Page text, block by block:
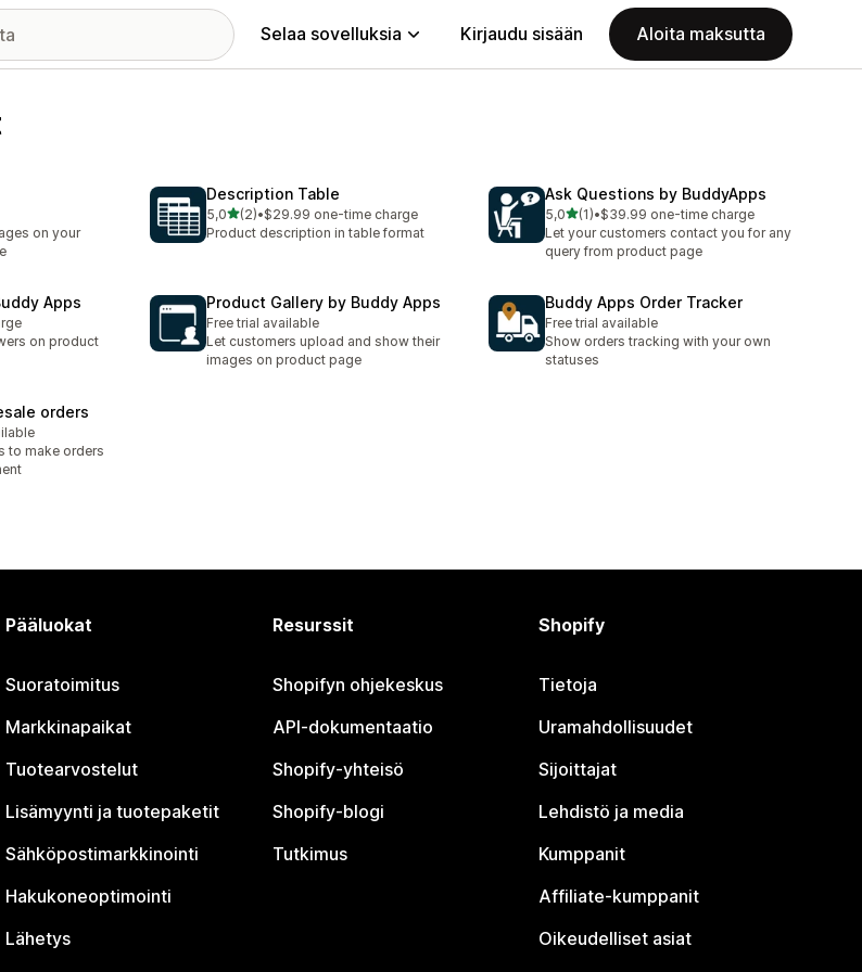
Selaa sovelluksia Kirjaudu sisään Aloita maksutta
on your
Description Table
5,0/ 5 tähteä
(2)
2 arvostelua yhteensä
•$29.99 one-time charge
Product description in table format
Ask Questions by BuddyApps
5,0/ 5 tähteä
(1)
1 arvostelua yhteensä
•$39.99 one-time charge
Let your customers contact you for any
query from product page
Apps
on product
Product Gallery by Buddy Apps
Free trial available
Let customers upload and show their
images on product page
Buddy Apps Order Tracker
Free trial available
Show orders tracking with your own
statuses
orders
to make orders
Pääluokat
Suoratoimitus
Markkinapaikat
Tuotearvostelut
Lisämyynti ja tuotepaketit
Sähköpostimarkkinointi
Hakukoneoptimointi
Lähetys
Resurssit
Shopifyn ohjekeskus
API-dokumentaatio
Shopify-yhteisö
Shopify-blogi
Tutkimus
Shopify
Tietoja
Uramahdollisuudet
Sijoittajat
Lehdistö ja media
Kumppanit
Affiliate-kumppanit
Oikeudelliset asiat